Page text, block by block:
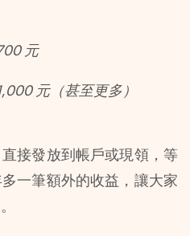
元
元（甚至更多）
接發放到帳戶或現領，等
一筆額外的收益，讓大家